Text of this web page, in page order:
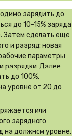
зарядить до
до 10-15% заряда
Затем сделать еще
и разряд: новая
параметры
разрядки. Далее
до 100%.
уровне от 20 до
или
зарядного
на должном уровне.